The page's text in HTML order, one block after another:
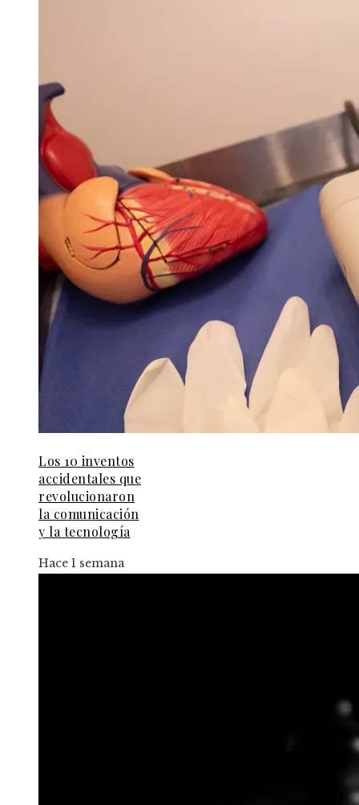
Los 10 inventos
accidentales que
revolucionaron
la comunicación
y la tecnología
Hace 1 semana